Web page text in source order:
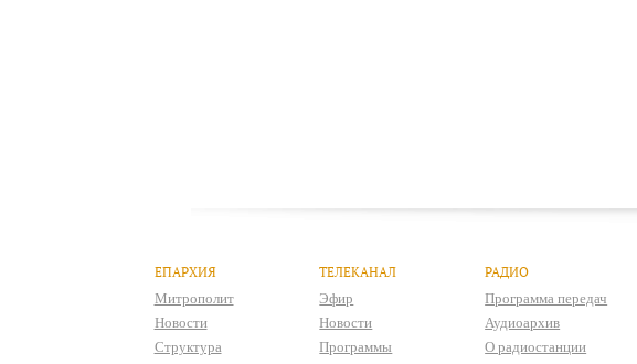
ЕПАРХИЯ
Митрополит
Новости
Структура
ТЕЛЕКАНАЛ
Эфир
Новости
Программы
РАДИО
Программа передач
Аудиоархив
О радиостанции